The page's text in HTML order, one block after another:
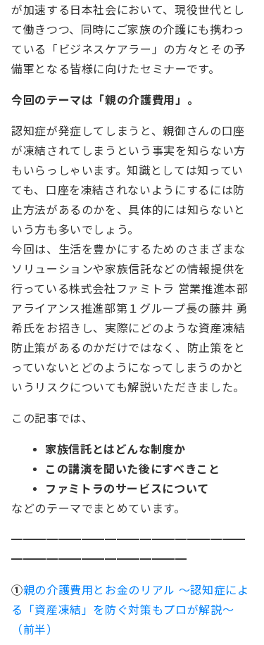
が加速する日本社会において、現役世代とし
て働きつつ、同時にご家族の介護にも携わっ
ている「ビジネスケアラー」の方々とその予
備軍となる皆様に向けたセミナーです。
今回のテーマは「親の介護費用」。
認知症が発症してしまうと、親御さんの口座
が凍結されてしまうという事実を知らない方
もいらっしゃいます。知識としては知ってい
ても、口座を凍結されないようにするには防
止方法があるのかを、具体的には知らないと
いう方も多いでしょう。
今回は、生活を豊かにするためのさまざまな
ソリューションや家族信託などの情報提供を
行っている株式会社ファミトラ 営業推進本部
アライアンス推進部第１グループ長の藤井 勇
希氏をお招きし、実際にどのような資産凍結
防止策があるのかだけではなく、防止策をと
っていないとどのようになってしまうのかと
いうリスクについても解説いただきました。
この記事では、
家族信託とはどんな制度か
この講演を聞いた後にすべきこと
ファミトラのサービスについて
などのテーマでまとめています。
━━━━━━━━━━━━━━━━━━━━
━━━━━━━━━━━━━━━
①親の介護費用とお金のリアル ～認知症によ
る「資産凍結」を防ぐ対策もプロが解説～
（前半）